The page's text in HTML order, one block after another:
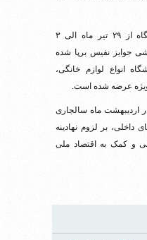
جعفری با بیان اینکه این نمایشگاه از ۲۹ تیر ماه الی ۳
جوایز نفیس برپا شده
انواع لوازم خانگی،
عرضه شده است.
اردیبهشت ماه سالجاری
داخلی، بر لزوم نهادینه
و کمک به اقتصاد ملی